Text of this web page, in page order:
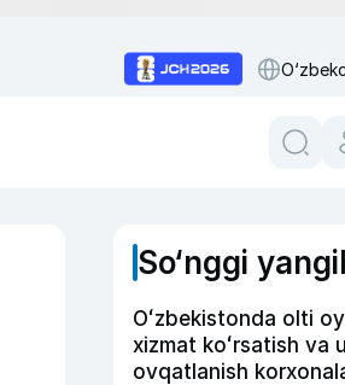
So‘nggi
Oʻzbekistonda olti
xizmat koʻrsatish va
ovqatlanish